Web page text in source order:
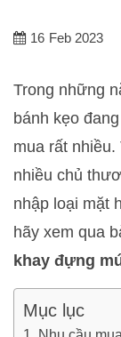
16 Feb 2023
Trong những
bánh kẹo
mua rất
nhiều chủ
nhập loại mặt
hãy xem qua
khay đựng
Mục lục